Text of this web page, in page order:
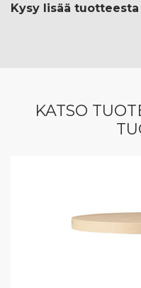
Kysy lisää tuotteesta
KATSO